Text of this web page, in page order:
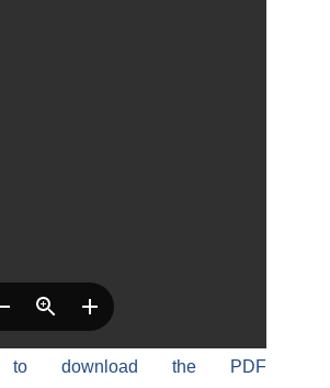
download the PDF